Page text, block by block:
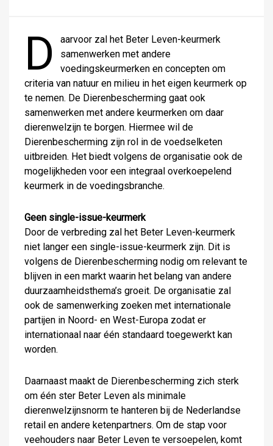
D
aarvoor zal het Beter Leven-keurmerk
samenwerken met andere
voedingskeurmerken en concepten om
criteria van natuur en milieu in het eigen keurmerk op
te nemen. De Dierenbescherming gaat ook
samenwerken met andere keurmerken om daar
dierenwelzijn te borgen. Hiermee wil de
Dierenbescherming zijn rol in de voedselketen
uitbreiden. Het biedt volgens de organisatie ook de
mogelijkheden voor een integraal overkoepelend
keurmerk in de voedingsbranche.
Geen single-issue-keurmerk
Door de verbreding zal het Beter Leven-keurmerk
niet langer een single-issue-keurmerk zijn. Dit is
volgens de Dierenbescherming nodig om relevant te
blijven in een markt waarin het belang van andere
duurzaamheidsthema’s groeit. De organisatie zal
ook de samenwerking zoeken met internationale
partijen in Noord- en West-Europa zodat er
internationaal naar één standaard toegewerkt kan
worden.
Daarnaast maakt de Dierenbescherming zich sterk
om één ster Beter Leven als minimale
dierenwelzijnsnorm te hanteren bij de Nederlandse
retail en andere ketenpartners. Om de stap voor
veehouders naar Beter Leven te versoepelen, komt